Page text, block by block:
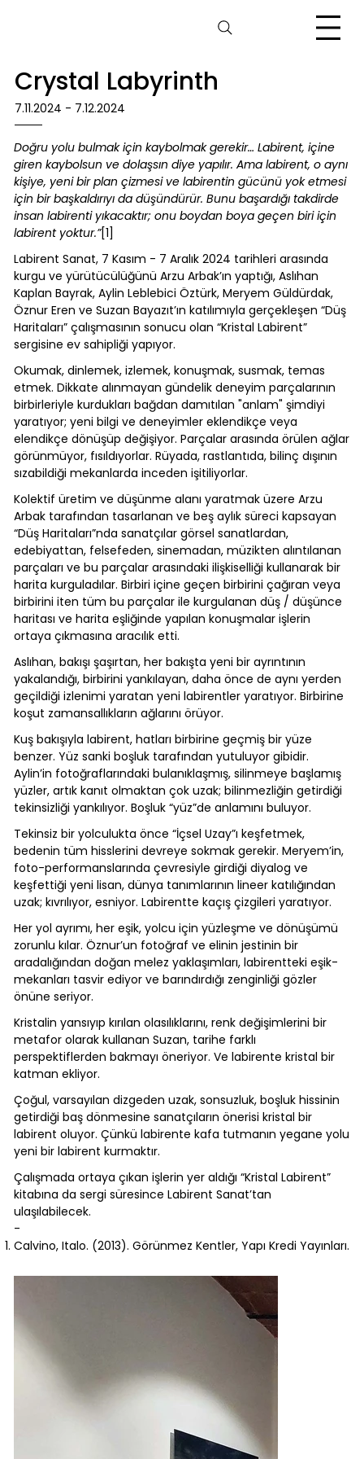
Crystal Labyrinth
7.11.2024 - 7.12.2024
Doğru yolu bulmak için kaybolmak gerekir… Labirent, içine
giren kaybolsun ve dolaşsın diye yapılır. Ama labirent, o aynı
kişiye, yeni bir plan çizmesi ve labirentin gücünü yok etmesi
için bir başkaldırıyı da düşündürür. Bunu başardığı takdirde
insan labirenti yıkacaktır; onu boydan boya geçen biri için
labirent yoktur.”[1]
Labirent Sanat, 7 Kasım - 7 Aralık 2024 tarihleri arasında
kurgu ve yürütücülüğünü Arzu Arbak’ın yaptığı, Aslıhan
Kaplan Bayrak, Aylin Leblebici Öztürk, Meryem Güldürdak,
Öznur Eren ve Suzan Bayazıt’ın katılımıyla gerçekleşen “Düş
Haritaları” çalışmasının sonucu olan “Kristal Labirent”
sergisine ev sahipliği yapıyor.
Okumak, dinlemek, izlemek, konuşmak, susmak, temas
etmek. Dikkate alınmayan gündelik deneyim parçalarının
birbirleriyle kurdukları bağdan damıtılan "anlam" şimdiyi
yaratıyor; yeni bilgi ve deneyimler eklendikçe veya
elendikçe dönüşüp değişiyor. Parçalar arasında örülen ağlar
görünmüyor, fısıldıyorlar. Rüyada, rastlantıda, bilinç dışının
sızabildiği mekanlarda inceden işitiliyorlar.
Kolektif üretim ve düşünme alanı yaratmak üzere Arzu
Arbak tarafından tasarlanan ve beş aylık süreci kapsayan
“Düş Haritaları”nda sanatçılar görsel sanatlardan,
edebiyattan, felsefeden, sinemadan, müzikten alıntılanan
parçaları ve bu parçalar arasındaki ilişkiselliği kullanarak bir
harita kurguladılar. Birbiri içine geçen birbirini çağıran veya
birbirini iten tüm bu parçalar ile kurgulanan düş / düşünce
haritası ve harita eşliğinde yapılan konuşmalar işlerin
ortaya çıkmasına aracılık etti.
Aslıhan, bakışı şaşırtan, her bakışta yeni bir ayrıntının
yakalandığı, birbirini yankılayan, daha önce de aynı yerden
geçildiği izlenimi yaratan yeni labirentler yaratıyor. Birbirine
koşut zamansallıkların ağlarını örüyor.
Kuş bakışıyla labirent, hatları birbirine geçmiş bir yüze
benzer. Yüz sanki boşluk tarafından yutuluyor gibidir.
Aylin’in fotoğraflarındaki bulanıklaşmış, silinmeye başlamış
yüzler, artık kanıt olmaktan çok uzak; bilinmezliğin getirdiği
tekinsizliği yankılıyor. Boşluk “yüz”de anlamını buluyor.
Tekinsiz bir yolculukta önce “İçsel Uzay”ı keşfetmek,
bedenin tüm hisslerini devreye sokmak gerekir. Meryem’in,
foto-performanslarında çevresiyle girdiği diyalog ve
keşfettiği yeni lisan, dünya tanımlarının lineer katılığından
uzak; kıvrılıyor, esniyor. Labirentte kaçış çizgileri yaratıyor.
Her yol ayrımı, her eşik, yolcu için yüzleşme ve dönüşümü
zorunlu kılar. Öznur’un fotoğraf ve elinin jestinin bir
aradalığından doğan melez yaklaşımları, labirentteki eşik-
mekanları tasvir ediyor ve barındırdığı zenginliği gözler
önüne seriyor.
Kristalin yansıyıp kırılan olasılıklarını, renk değişimlerini bir
metafor olarak kullanan Suzan, tarihe farklı
perspektiflerden bakmayı öneriyor. Ve labirente kristal bir
katman ekliyor.
Çoğul, varsayılan dizgeden uzak, sonsuzluk, boşluk hissinin
getirdiği baş dönmesine sanatçıların önerisi kristal bir
labirent oluyor. Çünkü labirente kafa tutmanın yegane yolu
yeni bir labirent kurmaktır.
Çalışmada ortaya çıkan işlerin yer aldığı “Kristal Labirent”
kitabına da sergi süresince Labirent Sanat’tan
ulaşılabilecek.
-
Calvino, Italo. (2013). Görünmez Kentler, Yapı Kredi Yayınları.